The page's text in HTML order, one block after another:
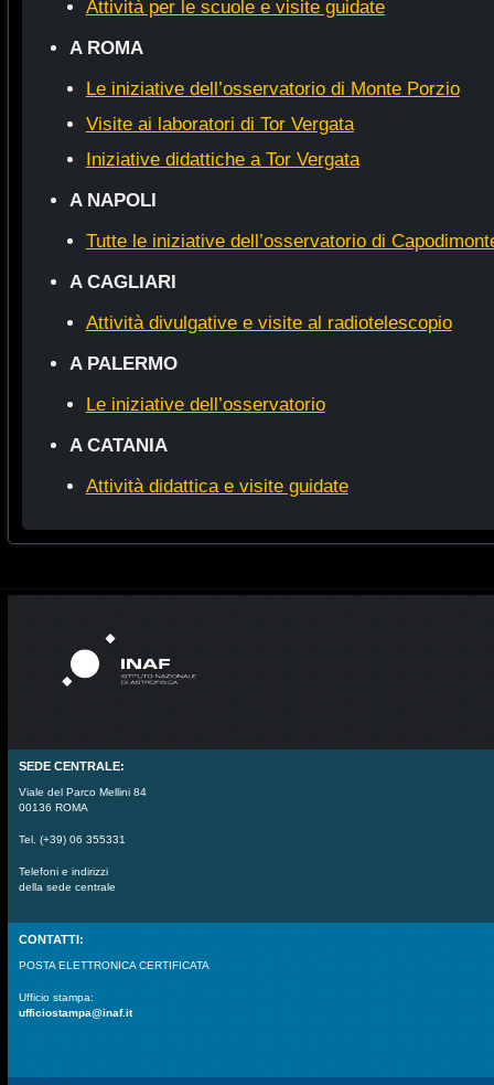
Attività per le scuole e visite guidate
A ROMA
Le iniziative dell’osservatorio di Monte Porzio
Visite ai laboratori di Tor Vergata
Iniziative didattiche a Tor Vergata
A NAPOLI
Tutte le iniziative dell’osservatorio di
A CAGLIARI
Attività divulgative e visite al radiotelescopio
A PALERMO
Le iniziative dell’osservatorio
A CATANIA
Attività didattica e visite guidate
SEDE CENTRALE:
Viale del Parco Mellini 84
00136 ROMA
Tel. (+39) 06 355331
Telefoni e indirizzi
della sede centrale
CONTATTI:
POSTA ELETTRONICA CERTIFICATA
Ufficio stampa:
ufficiostampa@inaf.it